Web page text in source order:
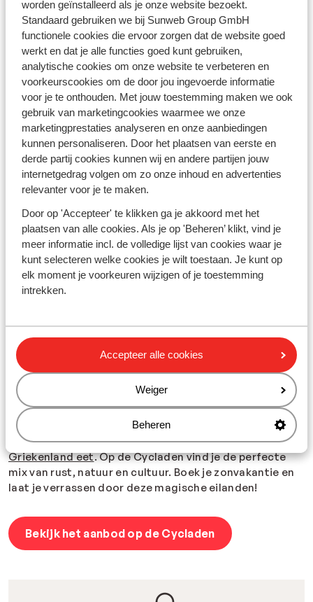
worden geïnstalleerd als je onze website bezoekt.
Standaard gebruiken we bij Sunweb Group GmbH
functionele cookies die ervoor zorgen dat de website goed
werkt en dat je alle functies goed kunt gebruiken,
analytische cookies om onze website te verbeteren en
voorkeurscookies om de door jou ingevoerde informatie
voor je te onthouden. Met jouw toestemming maken we ook
gebruik van marketingcookies waarmee we onze
marketingprestaties analyseren en onze aanbiedingen
kunnen personaliseren. Door het plaatsen van eerste en
derde partij cookies kunnen wij en andere partijen jouw
internetgedrag volgen om zo onze inhoud en advertenties
relevanter voor je te maken.
Door op 'Accepteer' te klikken ga je akkoord met het
plaatsen van alle cookies. Als je op 'Beheren’ klikt, vind je
meer informatie incl. de volledige lijst van cookies waar je
kunt selecteren welke cookies je wilt toestaan. Je kunt op
elk moment je voorkeuren wijzigen of je toestemming
intrekken.
Accepteer alle cookies
Weiger
Beheren
voor je geregeld is. Denk aan cocktails bij het zwembad,
ontspannende spabehandelingen en heerlijke lokale
specialiteiten in sfeervolle restaurants. Ook voor
familievakantieszijn de Cycladen ideaal: ruime
familiekamers, kinderclubs en animatie zorgen voor
een vakantie vol plezier voor jong en oud. Ga je liever
spontaan? Check dan onzelast minuteaanbiedingen en
vlieg binnen no-time naar de zon. Of je nu met je
partner, vrienden of het hele gezin reist, de Cycladen
hebben alles in huis om je vakantie onvergetelijk te
maken.
Beleef de Cycladen: Cultuur, natuur en
Op de Cycladen is er zoveel te zien en te beleven dat je
nooit uitgekeken raakt. Bezoek de iconische
windmolens van Mykonos, geniet van de romantische
zonsondergang op Santorini, of trek je
wandelschoenen aan voor een tocht door de groene
wachten. Ben je dol op actie en avontuur? Dan zit je hier
helemaal goed. Ga snorkelen in het kristalheldere
water of voel de adrenaline tijdens een sessie
windsurfen. En na een dag vol ontdekkingstocht mag
een avond in een knusse Griekse taverne niet
ontbreken. Hier proef je de échte Griekse gastvrijheid
en ontdek jehet traditionele eten dat men in
Griekenland eet. Op de Cycladen vind je de perfecte
mix van rust, natuur en cultuur. Boek je zonvakantie en
laat je verrassen door deze magische eilanden!
Bekijk het aanbod op de Cycladen